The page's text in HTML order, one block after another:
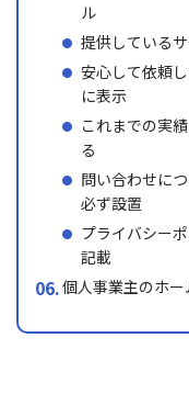
ル
提供している
安心して依頼
に表示
これまでの実
る
問い合わせに
必ず設置
プライバシー
記載
個人事業主のホ